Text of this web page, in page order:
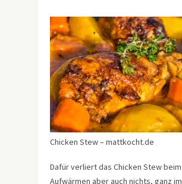
Chicken Stew – mattkocht.de
Dafür verliert das Chicken Stew beim
Aufwärmen aber auch nichts, ganz im